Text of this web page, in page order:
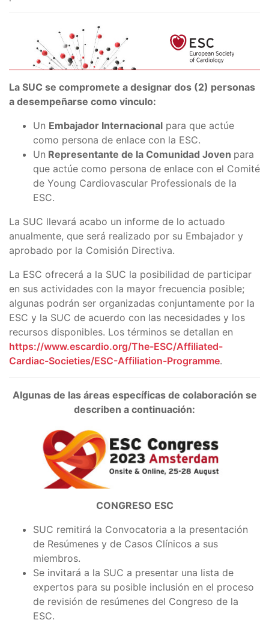
La SUC se compromete a designar dos (2) personas
a desempeñarse como vinculo:
Un Embajador Internacional para que actúe
como persona de enlace con la ESC.
Un Representante de la Comunidad Joven para
que actúe como persona de enlace con el Comité
de Young Cardiovascular Professionals de la
ESC.
La SUC llevará acabo un informe de lo actuado
anualmente, que será realizado por su Embajador y
aprobado por la Comisión Directiva.
La ESC ofrecerá a la SUC la posibilidad de participar
en sus actividades con la mayor frecuencia posible;
algunas podrán ser organizadas conjuntamente por la
ESC y la SUC de acuerdo con las necesidades y los
recursos disponibles. Los términos se detallan en
https://www.escardio.org/The-ESC/Affiliated-
Cardiac-Societies/ESC-Affiliation-Programme.
Algunas de las áreas específicas de colaboración se
describen a continuación:
CONGRESO ESC
SUC remitirá la Convocatoria a la presentación
de Resúmenes y de Casos Clínicos a sus
miembros.
Se invitará a la SUC a presentar una lista de
expertos para su posible inclusión en el proceso
de revisión de resúmenes del Congreso de la
ESC.